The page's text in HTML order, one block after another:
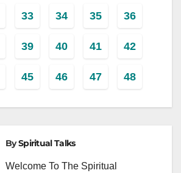
33 34 35 36
39 40 41 42
45 46 47 48
BySpiritual Talks
Welcome To The Spiritual